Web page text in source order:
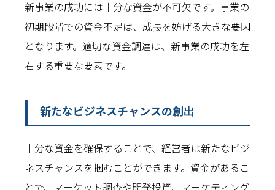
新事業の成功には十分な資金が不可欠です。事業の
初期段階での資金不足は、成長を妨げる大きな要因
となります。適切な資金調達は、新事業の成功を左
右する重要な要素です。
新たなビジネスチャンスの創出
十分な資金を確保することで、経営者は新たなビジ
ネスチャンスを掴むことができます。資金があるこ
とで、マーケット調査や開発投資、マーケティング